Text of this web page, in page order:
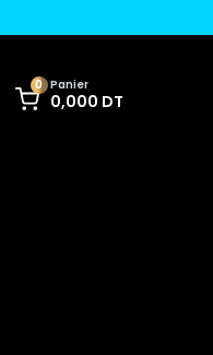
0 Panier
0,000 DT